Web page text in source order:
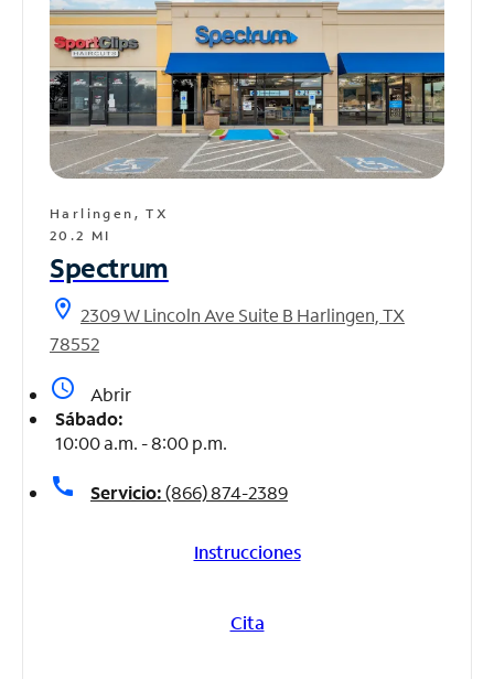
Harlingen, TX
20.2 MI
Spectrum
location_on 2309 W Lincoln Ave Suite B Harlingen, TX
78552
access_time
Abrir
Sábado:
10:00 a.m. - 8:00 p.m.
call Servicio:(866) 874-2389
Instrucciones
Cita